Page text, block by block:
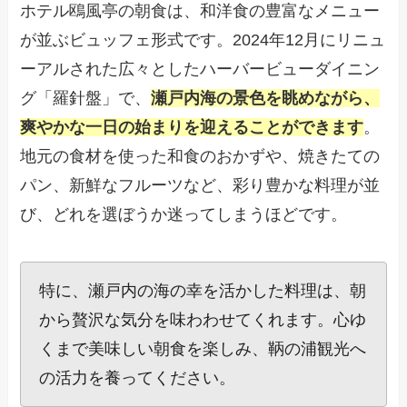
ホテル鴎風亭の朝食は、和洋食の豊富なメニュー
が並ぶビュッフェ形式です。2024年12月にリニュ
ーアルされた広々としたハーバービューダイニン
グ「羅針盤」で、瀬戸内海の景色を眺めながら、
爽やかな一日の始まりを迎えることができます。
地元の食材を使った和食のおかずや、焼きたての
パン、新鮮なフルーツなど、彩り豊かな料理が並
び、どれを選ぼうか迷ってしまうほどです。
特に、瀬戸内の海の幸を活かした料理は、朝
から贅沢な気分を味わわせてくれます。心ゆ
くまで美味しい朝食を楽しみ、鞆の浦観光へ
の活力を養ってください。